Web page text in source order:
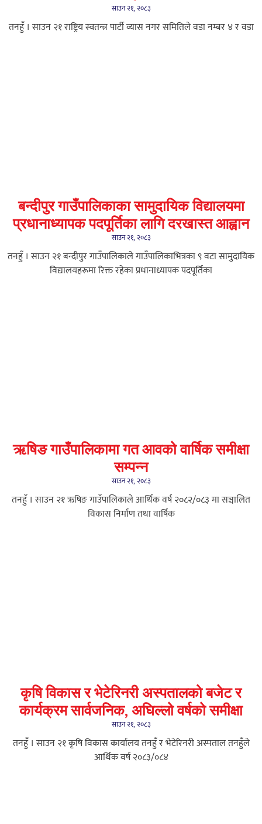
साउन २१, २०८३
तनहुँ । साउन २१ राष्ट्रिय स्वतन्त्र पार्टी व्यास नगर समितिले वडा नम्बर ४ र वडा
बन्दीपुर गाउँपालिकाका सामुदायिक विद्यालयमा
प्रधानाध्यापक पदपूर्तिका लागि दरखास्त आह्वान
साउन २१, २०८३
तनहुँ । साउन २१ बन्दीपुर गाउँपालिकाले गाउँपालिकाभित्रका ९ वटा सामुदायिक
विद्यालयहरूमा रिक्त रहेका प्रधानाध्यापक पदपूर्तिका
ऋषिङ गाउँपालिकामा गत आवको वार्षिक समीक्षा
सम्पन्न
साउन २१, २०८३
तनहुँ । साउन २१ ऋषिङ गाउँपालिकाले आर्थिक वर्ष २०८२/०८३ मा सञ्चालित
विकास निर्माण तथा वार्षिक
कृषि विकास र भेटेरिनरी अस्पतालको बजेट र
कार्यक्रम सार्वजनिक, अघिल्लो वर्षको समीक्षा
साउन २१, २०८३
तनहुँ । साउन २१ कृषि विकास कार्यालय तनहुँ र भेटेरिनरी अस्पताल तनहुँले
आर्थिक वर्ष २०८३/०८४